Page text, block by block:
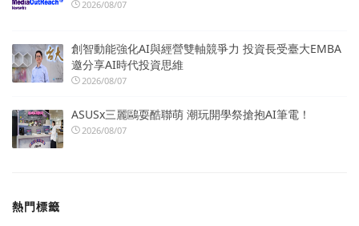
2026/08/07
創智動能強化AI與經營雙軸競爭力 投資長受臺大EMBA
邀分享AI時代投資思維
2026/08/07
ASUSx三麗鷗耍酷聯萌 潮玩開學祭搶抱AI筆電！
2026/08/07
熱門標籤